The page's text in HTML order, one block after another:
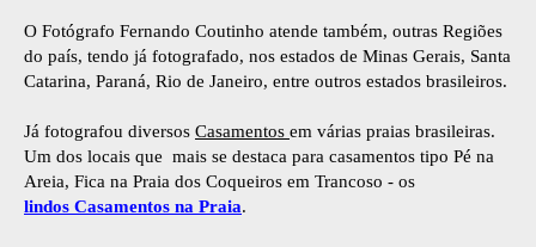
O Fotógrafo Fernando Coutinho atende também, outras Regiões
do país, tendo já fotografado, nos estados de Minas Gerais, Santa
Catarina, Paraná, Rio de Janeiro, entre outros estados brasileiros.
Já fotografou diversos Casamentos em várias praias brasileiras.
Um dos locais que mais se destaca para casamentos tipo Pé na
Areia, Fica na Praia dos Coqueiros em Trancoso - os
lindos Casamentos na Praia.